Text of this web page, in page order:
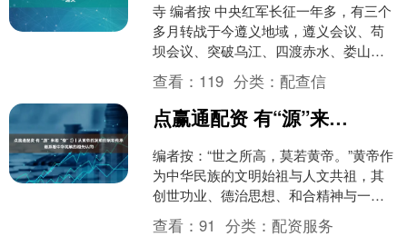
寺 编者按 中央红军长征一年多，有三个
多月转战于今遵义地域，遵义会议、苟
坝会议、突破乌江、四渡赤水、娄山关
战斗、刀坝大捷等重大史事都发生在这
里。在遵义，留下了很....
查看： 119 分类：配查信
点赢通配资 有“源”来相“豫”①丨从黄帝的发明创制和传承谱系看中华民族的祖先认同
编者按：“世之所高，莫若黄帝。”黄帝作
为中华民族的文明始祖与人文共祖，其
创世功业、德治思想、和合精神与一统
理念，早已沉淀为中华优秀传统文化的
源头活水，凝聚成海内....
查看：91 分类：配资服务